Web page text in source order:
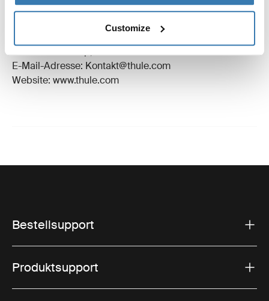
Customize
Eingetragenes Warenzeichen: Thule Schweden AB
Name des Herstellers: Thule Schweden
E-Mail-Adresse: Kontakt@thule.com
Website: www.thule.com
Bestellsupport
Produktsupport